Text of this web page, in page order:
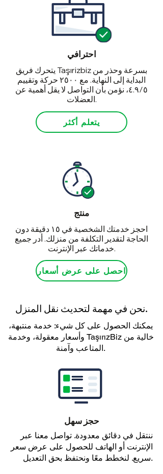
احترافي
يتحرك فريق Taşırizbiz بسرعة وحذر من
البداية إلى النهاية. مع ٢٥٠٠ حركة وتقييم
٤.٩/٥، نؤمن بأن التواصل لا يقل أهمية عن
العضلات.
يتعلم أكثر
منتج
احجز خدمتك الشخصية في ١٥ دقيقة دون
الحاجة لتقدير التكلفة من منزلك. أدر جميع
خدماتك عبر الإنترنت.
احصل على عرض أسعار
نحن في مهمة لتحديث نقل المنزل.
يمكنك الحصول على كل شيء: خدمة منتبهة،
وأسعار معقولة، وخدمة TaşırızBiz خالية من
المتاعب وآمنة.
حجز سهل
ننتقل في دقائق معدودة. تواصل معنا عبر
الإنترنت أو الهاتف للحصول على عرض سعر
سريع. لنخطط معًا ونحتفظ بحق التعديل.